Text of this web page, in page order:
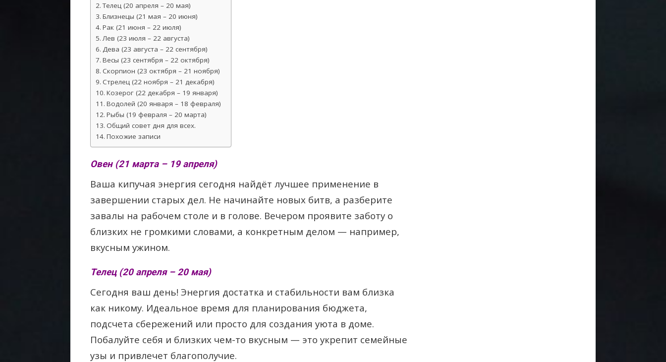
Телец (20 апреля – 20 мая)
Близнецы (21 мая – 20 июня)
Рак (21 июня – 22 июля)
Лев (23 июля – 22 августа)
Дева (23 августа – 22 сентября)
Весы (23 сентября – 22 октября)
Скорпион (23 октября – 21 ноября)
Стрелец (22 ноября – 21 декабря)
Козерог (22 декабря – 19 января)
Водолей (20 января – 18 февраля)
Рыбы (19 февраля – 20 марта)
Общий совет дня для всех.
Похожие записи
Овен (21 марта – 19 апреля)
Ваша кипучая энергия сегодня найдёт лучшее применение в
завершении старых дел. Не начинайте новых битв, а разберите
завалы на рабочем столе и в голове. Вечером проявите заботу о
близких не громкими словами, а конкретным делом — например,
вкусным ужином.
Телец (20 апреля – 20 мая)
Сегодня ваш день! Энергия достатка и стабильности вам близка
как никому. Идеальное время для планирования бюджета,
подсчета сбережений или просто для создания уюта в доме.
Побалуйте себя и близких чем-то вкусным — это укрепит семейные
узы и привлечет благополучие.